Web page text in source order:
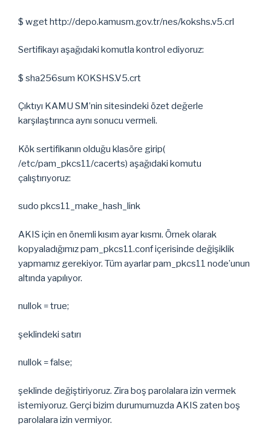
$ wget http://depo.kamusm.gov.tr/nes/kokshs.v5.crl
Sertifikayı aşağıdaki komutla kontrol ediyoruz:
$ sha256sum KOKSHS.V5.crt
Çıktıyı KAMU SM’nin sitesindeki özet değerle
karşılaştırınca aynı sonucu vermeli.
Kök sertifikanın olduğu klasöre girip(
/etc/pam_pkcs11/cacerts) aşağıdaki komutu
çalıştırıyoruz:
sudo pkcs11_make_hash_link
AKIS için en önemli kısım ayar kısmı. Örnek olarak
kopyaladığımız pam_pkcs11.conf içerisinde değişiklik
yapmamız gerekiyor. Tüm ayarlar pam_pkcs11 node’unun
altında yapılıyor.
nullok = true;
şeklindeki satırı
nullok = false;
şeklinde değiştiriyoruz. Zira boş parolalara izin vermek
istemiyoruz. Gerçi bizim durumumuzda AKIS zaten boş
parolalara izin vermiyor.